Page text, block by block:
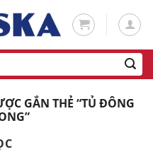
GẮN THẺ “TỦ ĐÔNG